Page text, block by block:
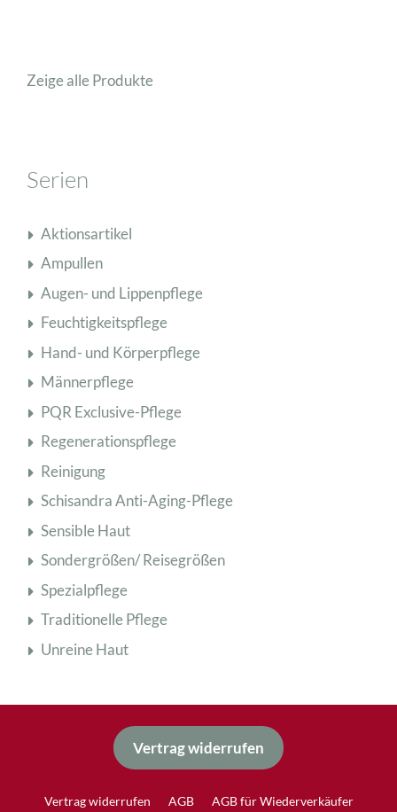
Zeige alle Produkte
Serien
Aktionsartikel
Ampullen
Augen- und Lippenpflege
Feuchtigkeitspflege
Hand- und Körperpflege
Männerpflege
PQR Exclusive-Pflege
Regenerationspflege
Reinigung
Schisandra Anti-Aging-Pflege
Sensible Haut
Sondergrößen/ Reisegrößen
Spezialpflege
Traditionelle Pflege
Unreine Haut
Vertrag widerrufen
Vertrag widerrufen AGB AGB für Wiederverkäufer